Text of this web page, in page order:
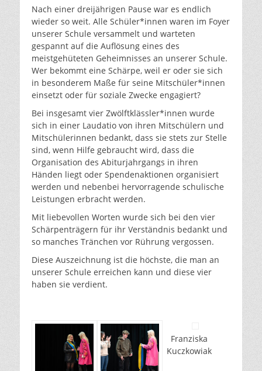
Nach einer dreijährigen Pause war es endlich
wieder so weit. Alle Schüler*innen waren im Foyer
unserer Schule versammelt und warteten
gespannt auf die Auflösung eines des
meistgehüteten Geheimnisses an unserer Schule.
Wer bekommt eine Schärpe, weil er oder sie sich
in besonderem Maße für seine Mitschüler*innen
einsetzt oder für soziale Zwecke engagiert?
Bei insgesamt vier Zwölftklässler*innen wurde
sich in einer Laudatio von ihren Mitschülern und
Mitschülerinnen bedankt, dass sie stets zur Stelle
sind, wenn Hilfe gebraucht wird, dass die
Organisation des Abiturjahrgangs in ihren
Händen liegt oder Spendenaktionen organisiert
werden und nebenbei hervorragende schulische
Leistungen erbracht werden.
Mit liebevollen Worten wurde sich bei den vier
Schärpenträgern für ihr Verständnis bedankt und
so manches Tränchen vor Rührung vergossen.
Diese Auszeichnung ist die höchste, die man an
unserer Schule erreichen kann und diese vier
haben sie verdient.
Franziska
Kuczkowiak